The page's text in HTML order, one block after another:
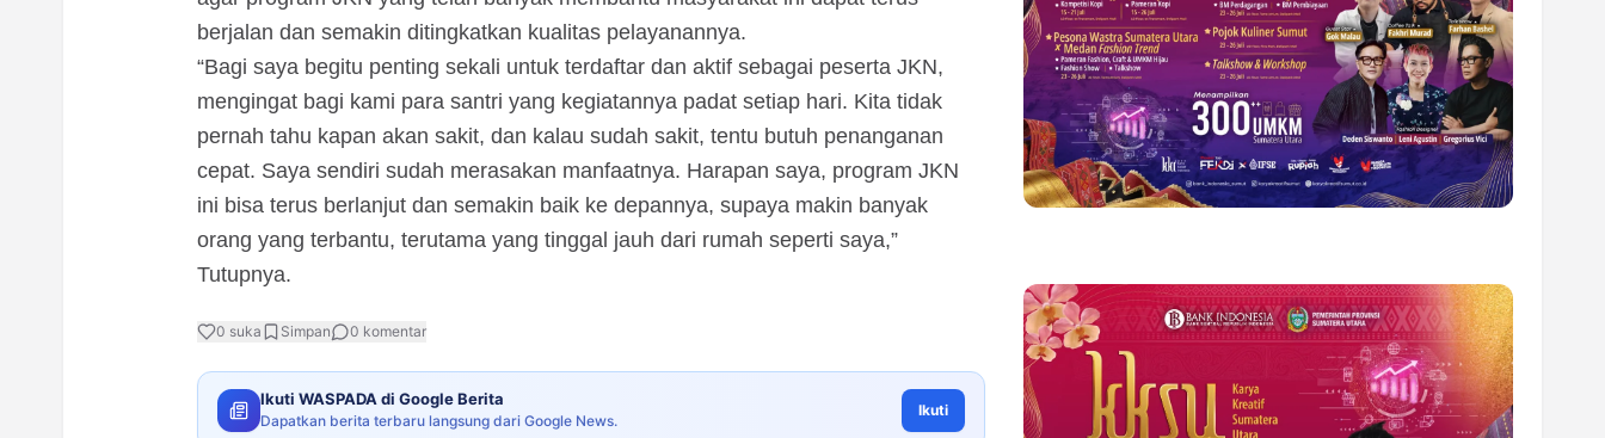
berjalan dan semakin ditingkatkan kualitas pelayanannya.
“Bagi saya begitu penting sekali untuk terdaftar dan aktif sebagai peserta JKN,
mengingat bagi kami para santri yang kegiatannya padat setiap hari. Kita tidak
pernah tahu kapan akan sakit, dan kalau sudah sakit, tentu butuh penanganan
cepat. Saya sendiri sudah merasakan manfaatnya. Harapan saya, program JKN
ini bisa terus berlanjut dan semakin baik ke depannya, supaya makin banyak
orang yang terbantu, terutama yang tinggal jauh dari rumah seperti saya,”
Tutupnya.
0 suka Simpan 0 komentar
Ikuti WASPADA di Google Berita
Dapatkan berita terbaru langsung dari Google News.
Ikuti